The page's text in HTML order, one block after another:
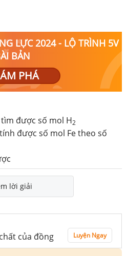
LỰC 2024 - LỘ TRÌNH 5V
BẢN
PHÁ
được số mol H2
được số mol Fe theo số
lời giải
của đồng
Luyện Ngay